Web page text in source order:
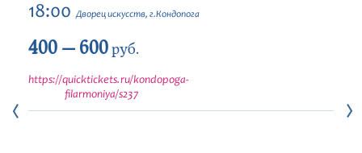
Новости
Контакты
18:00 Дворец искусств, г.Кондопога
400 — 600руб.
https://quicktickets.ru/kondopoga-
filarmoniya/s237